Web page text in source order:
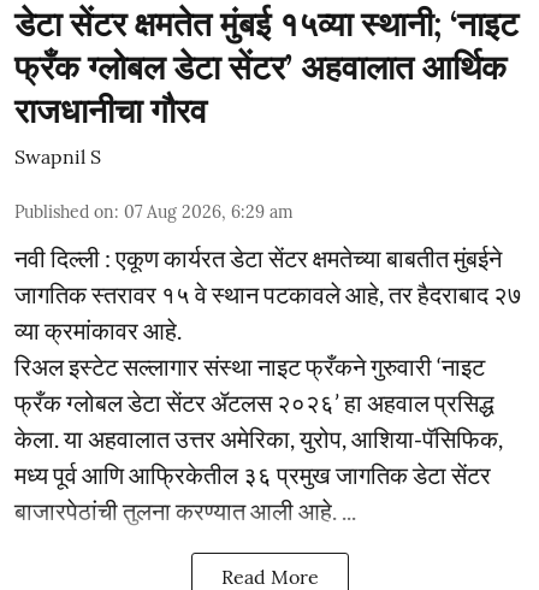
डेटा सेंटर क्षमतेत मुंबई १५व्या स्थानी; ‘नाइट
फ्रँक ग्लोबल डेटा सेंटर’ अहवालात आर्थिक
राजधानीचा गौरव
Swapnil S
Published on: 07 Aug 2026, 6:29 am
नवी दिल्ली : एकूण कार्यरत डेटा सेंटर क्षमतेच्या बाबतीत मुंबईने
जागतिक स्तरावर १५ वे स्थान पटकावले आहे, तर हैदराबाद २७
व्या क्रमांकावर आहे.
रिअल इस्टेट सल्लागार संस्था नाइट फ्रँकने गुरुवारी ‘नाइट
फ्रँक ग्लोबल डेटा सेंटर ॲटलस २०२६’ हा अहवाल प्रसिद्ध
केला. या अहवालात उत्तर अमेरिका, युरोप, आशिया-पॅसिफिक,
मध्य पूर्व आणि आफ्रिकेतील ३६ प्रमुख जागतिक डेटा सेंटर
बाजारपेठांची तुलना करण्यात आली आहे. ...
Read More